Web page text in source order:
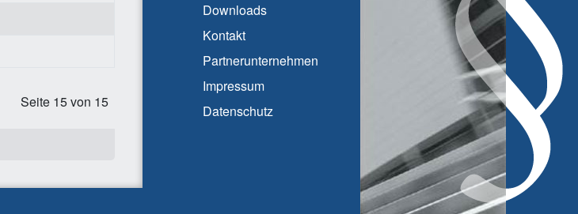
Downloads
Kontakt
Partnerunternehmen
Impressum
Datenschutz
Seite 15 von 15